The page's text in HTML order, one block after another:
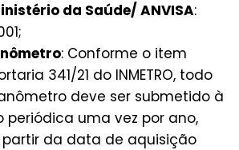
da Saúde/ ANVISA:
: Conforme o item
341/21 do INMETRO, todo
deve ser submetido à
periódica uma vez por ano,
da data de aquisição